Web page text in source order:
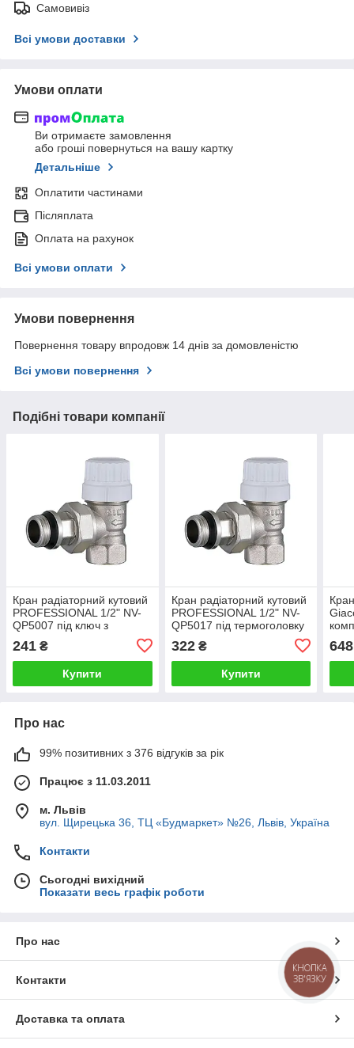
Самовивіз
Всі умови доставки
Умови оплати
Ви отримаєте замовлення
або гроші повернуться на вашу картку
Детальніше
Оплатити частинами
Післяплата
Оплата на рахунок
Всі умови оплати
Умови повернення
Повернення товару впродовж 14 днів за домовленістю
Всі умови повернення
Подібні товари компанії
Кран радіаторний кутовий
PROFESSIONAL 1/2" NV-
QP5007 під ключ з
241 ₴
Купити
Кран радіаторний кутовий
PROFESSIONAL 1/2" NV-
QP5017 під термоголовку
322₴
Купити
648
Про нас
99% позитивних з 376 відгуків за рік
Працює з 11.03.2011
м. Львів
вул. Щирецька 36, ТЦ «Будмаркет» №26, Львів, Україна
Контакти
Сьогодні вихідний
Показати весь графік роботи
Про нас
Контакти
Доставка та оплата
КНОПКА
ЗВ'ЯЗКУ